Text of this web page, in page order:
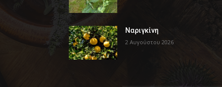
Ναριγκίνη
2 Αυγούστου 2026